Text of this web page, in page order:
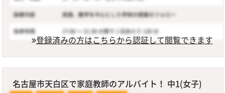
登録済みの方はこちらから認証して閲覧できます
名古屋市天白区で家庭教師のアルバイト！ 中1(女子)